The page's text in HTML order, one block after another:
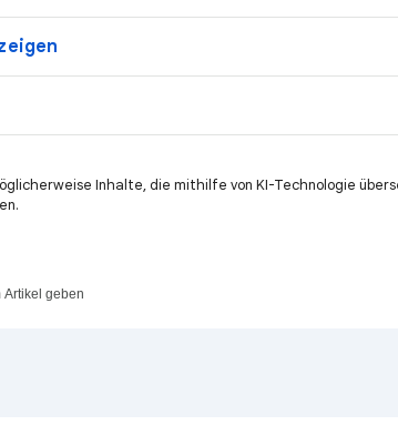
Inhalte, die mithilfe von KI-Technologie
Artikel geben